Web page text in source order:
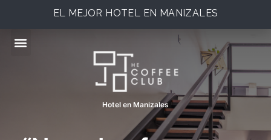
EL MEJOR HOTEL EN MANIZALES
Hotel en Manizales